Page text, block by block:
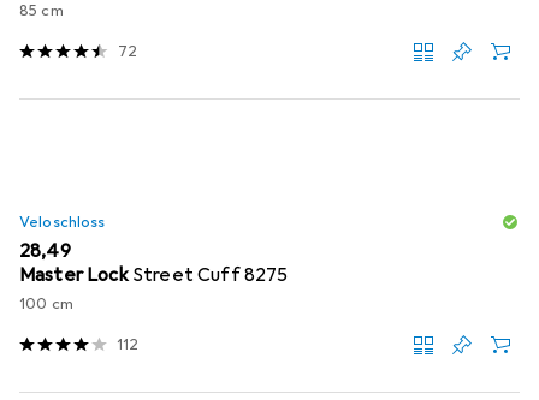
85 cm
72
Veloschloss
EUR
28,49
Master Lock Street Cuff 8275
100 cm
112